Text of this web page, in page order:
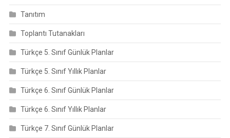
Tanıtım
Toplantı Tutanakları
Türkçe 5. Sınıf Günlük Planlar
Türkçe 5. Sınıf Yıllık Planlar
Türkçe 6. Sınıf Günlük Planlar
Türkçe 6. Sınıf Yıllık Planlar
Türkçe 7. Sınıf Günlük Planlar